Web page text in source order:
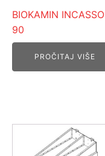
BIOKAMIN INCASSO
90
PROČITAJ VIŠE